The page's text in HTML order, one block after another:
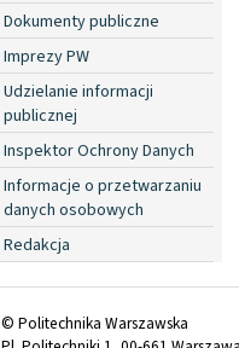
Dokumenty publiczne
Imprezy PW
Udzielanie informacji
publicznej
Inspektor Ochrony Danych
Informacje o przetwarzaniu
danych osobowych
Redakcja
© Politechnika Warszawska